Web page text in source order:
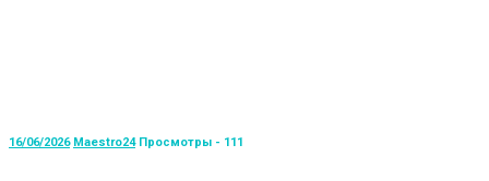
16/06/2026 Maestro24 Просмотры - 111